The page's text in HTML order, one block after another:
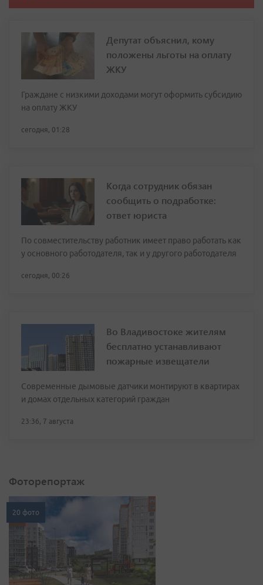
Депутат объяснил, кому
положены льготы на оплату
ЖКУ
Граждане с низкими доходами могут оформить субсидию
на оплату ЖКУ
сегодня, 01:28
Когда сотрудник обязан
сообщить о подработке:
ответ юриста
По совместительству работник имеет право работать как
у основного работодателя, так и у другого работодателя
сегодня, 00:26
Во Владивостоке жителям
бесплатно устанавливают
пожарные извещатели
Современные дымовые датчики монтируют в квартирах
и домах отдельных категорий граждан
23:36, 7 августа
Фоторепортаж
20 фото